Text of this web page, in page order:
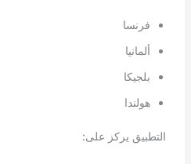
فرنسا
ألمانيا
بلجيكا
هولندا
التطبيق يركز على: